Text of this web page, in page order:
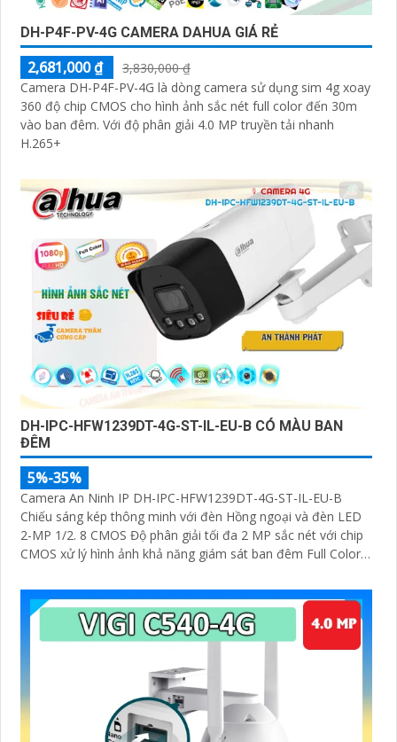
DH-P4F-PV-4G CAMERA DAHUA GIÁ RẺ
2,681,000 ₫
3,830,000 ₫
Camera DH-P4F-PV-4G là dòng camera sử dụng sim 4g xoay
360 độ chip CMOS cho hình ảnh sắc nét full color đến 30m
vào ban đêm. Với độ phân giải 4.0 MP truyền tải nhanh
H.265+
DH-IPC-HFW1239DT-4G-ST-IL-EU-B CÓ MÀU BAN
ĐÊM
5%-35%
Camera An Ninh IP DH-IPC-HFW1239DT-4G-ST-IL-EU-B
Chiếu sáng kép thông minh với đèn Hồng ngoại và đèn LED
2-MP 1/2. 8 CMOS Độ phân giải tối đa 2 MP sắc nét với chip
CMOS xử lý hình ảnh khả năng giám sát ban đêm Full Color